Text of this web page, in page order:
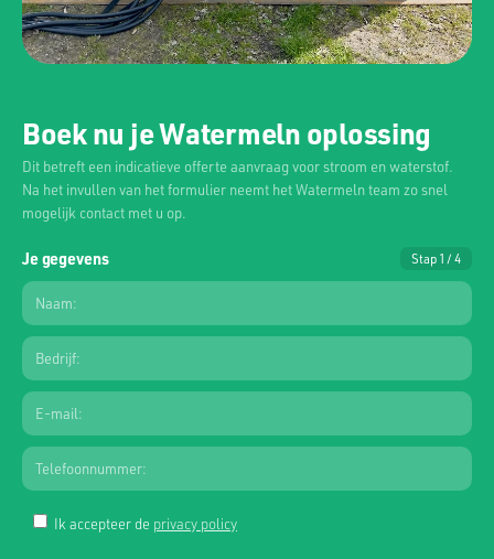
Boek nu je Watermeln oplossing
Dit betreft een indicatieve offerte aanvraag voor stroom en waterstof.
Na het invullen van het formulier neemt het Watermeln team zo snel
mogelijk contact met u op.
Je gegevens Stap 1 / 4
Ik accepteer de privacy policy